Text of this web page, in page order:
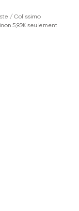
/ Colissimo
5,95€ seulement